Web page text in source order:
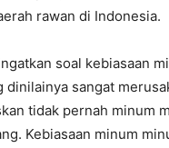
rawan di Indonesia.
soal kebiasaan
dinilainya sangat
tidak pernah minum
Kebiasaan minum